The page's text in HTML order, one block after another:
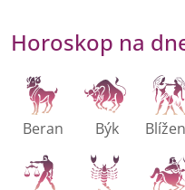
Horoskop na
Beran Býk